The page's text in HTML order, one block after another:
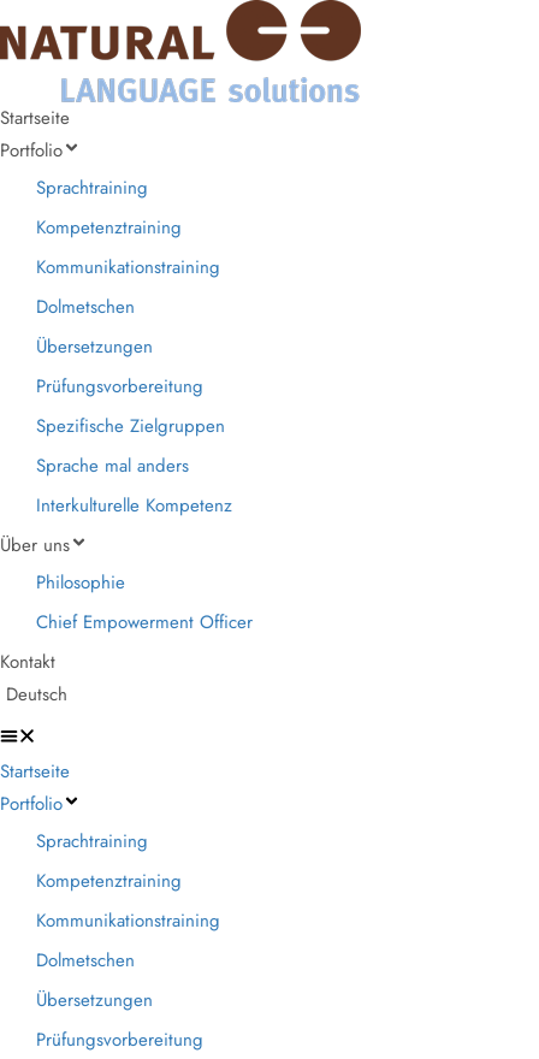
Startseite
Portfolio
Sprachtraining
Kompetenztraining
Kommunikationstraining
Dolmetschen
Übersetzungen
Prüfungsvorbereitung
Spezifische Zielgruppen
Sprache mal anders
Interkulturelle Kompetenz
Über uns
Philosophie
Chief Empowerment Officer
Kontakt
Deutsch
Startseite
Portfolio
Sprachtraining
Kompetenztraining
Kommunikationstraining
Dolmetschen
Übersetzungen
Prüfungsvorbereitung